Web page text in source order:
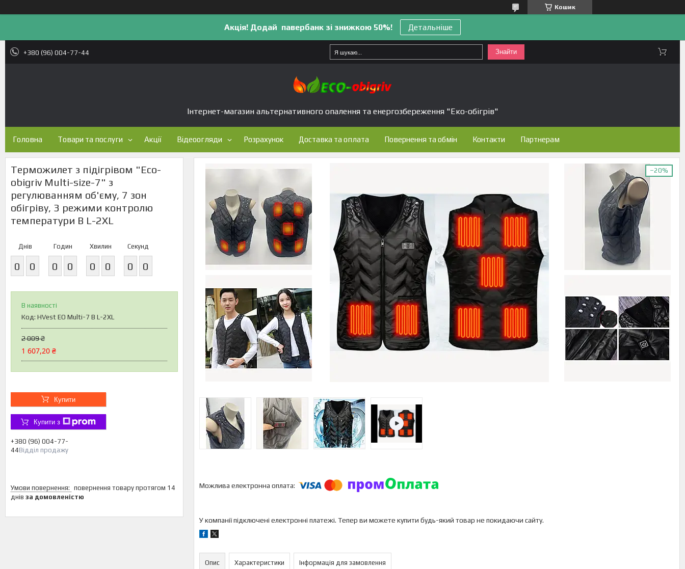
Кошик
Акція! Додай павербанк зі знижкою 50%! Детальніше
+380 (96) 004-77-44 Знайти
Інтернет-магазин альтернативного опалення та енергозбереження "Еко-обігрів"
Головна Товари та послуги Акції Відеоогляди Розрахунок Доставка та оплата Повернення та обмін Контакти Партнерам
Терможилет з підігрівом "Eco-
obigriv Multi-size-7" з
регулюванням об'єму, 7 зон
обігріву, 3 режими контролю
температури B L-2XL
Днів
0 0
Годин
0 0
Хвилин
0 0
Секунд
0 0
В наявності
Код: HVest EO Multi-7 B L-2XL
2 009 ₴
1 607,20 ₴
Купити
Купити з
+380 (96) 004-77-
44Відділ продажу
повернення товару протягом 14
днів за домовленістю
–20%
У компанії підключені електронні платежі. Тепер ви можете купити будь-який товар не покидаючи сайту.
Опис Характеристики Інформація для замовлення